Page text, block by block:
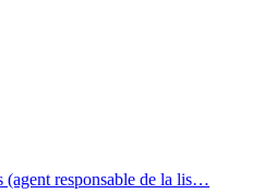
(agent responsable de la lis…